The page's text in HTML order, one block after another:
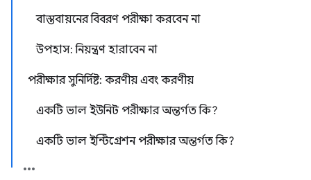
বাস্তবায়নের বিবরণ পরীক্ষা করবেন না
উপহাস: নিয়ন্ত্রণ হারাবেন না
পরীক্ষার সুনির্দিষ্ট: করণীয় এবং করণীয়
একটি ভাল ইউনিট পরীক্ষার অন্তর্গত কি?
একটি ভাল ইন্টিগ্রেশন পরীক্ষার অন্তর্গত কি?